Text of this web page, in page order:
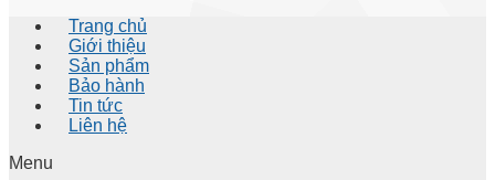
Trang chủ
Giới thiệu
Sản phẩm
Bảo hành
Tin tức
Liên hệ
Menu